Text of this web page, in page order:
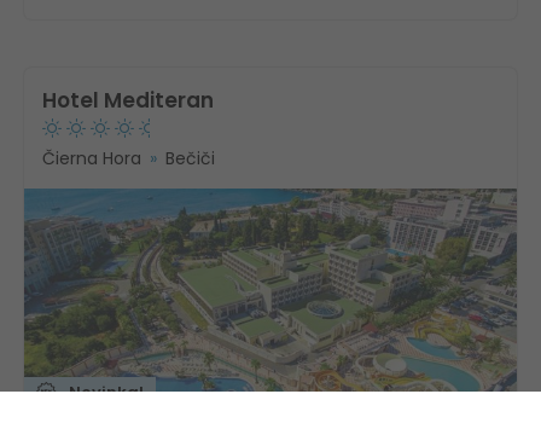
Hotel Mediteran
Čierna Hora Bečiči
Novinka!